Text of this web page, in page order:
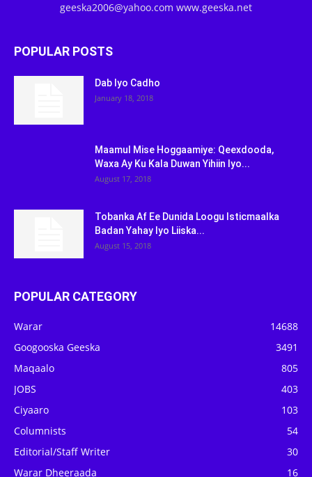
geeska2006@yahoo.com www.geeska.net
POPULAR POSTS
Dab Iyo Cadho
January 18, 2018
Maamul Mise Hoggaamiye: Qeexdooda,
Waxa Ay Ku Kala Duwan Yihiin Iyo...
August 17, 2018
Tobanka Af Ee Dunida Loogu Isticmaalka
Badan Yahay Iyo Liiska...
August 15, 2018
POPULAR CATEGORY
Warar
14688
Googooska Geeska
3491
Maqaalo
805
JOBS
403
Ciyaaro
103
Columnists
54
Editorial/Staff Writer
30
Warar Dheeraada
16